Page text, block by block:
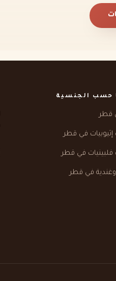
حسب الجنسية
قطر
إثيوبيات في قطر
فلبينيات في قطر
في قطر